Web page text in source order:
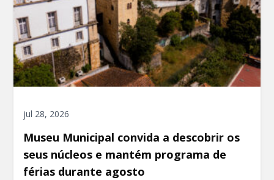
jul 28, 2026
Museu Municipal convida a descobrir os
seus núcleos e mantém programa de
férias durante agosto